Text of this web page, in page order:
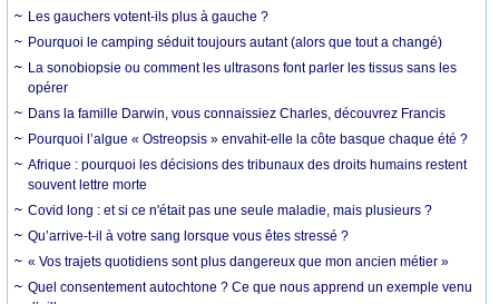
Les gauchers votent-ils plus à gauche ?
Pourquoi le camping séduit toujours autant (alors que tout a changé)
La sonobiopsie ou comment les ultrasons font parler les tissus sans les
opérer
Dans la famille Darwin, vous connaissiez Charles, découvrez Francis
Pourquoi l’algue « Ostreopsis » envahit-elle la côte basque chaque été ?
Afrique : pourquoi les décisions des tribunaux des droits humains restent
souvent lettre morte
Covid long : et si ce n'était pas une seule maladie, mais plusieurs ?
Qu’arrive-t-il à votre sang lorsque vous êtes stressé ?
« Vos trajets quotidiens sont plus dangereux que mon ancien métier »
Quel consentement autochtone ? Ce que nous apprend un exemple venu